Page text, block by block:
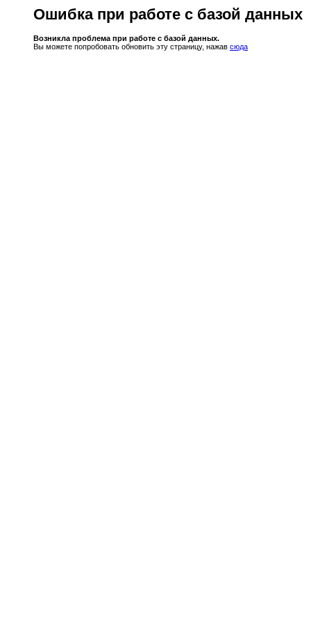
Ошибка при работе с базой данных
Возникла проблема при работе с базой данных.
Вы можете попробовать обновить эту страницу, нажав сюда